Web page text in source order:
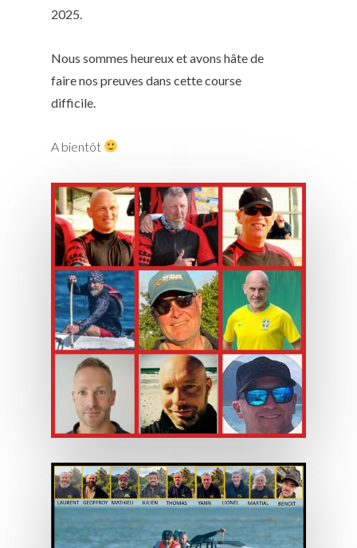
2025.
Nous sommes heureux et avons hâte de
faire nos preuves dans cette course
difficile.
A bientôt